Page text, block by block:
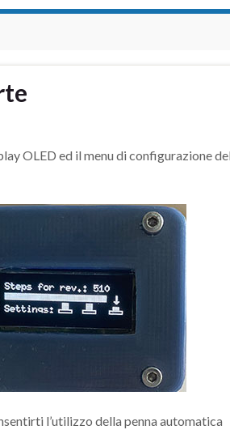
OLED ed il menu di configurazione del
l’utilizzo della penna automatica